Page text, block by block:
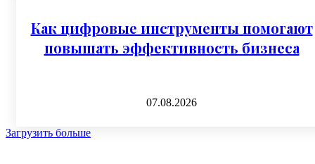
Как цифровые инструменты помогают
повышать эффективность бизнеса
07.08.2026
Загрузить больше